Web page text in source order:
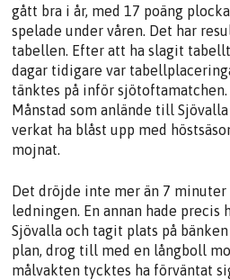
gått bra i år, med 17 poäng
spelade under våren. Det har
tabellen. Efter att ha slagit
dagar tidigare var
tänktes på inför
Månstad som anlände till
verkat ha blåst upp med
mojnat.
Det dröjde inte mer än 7
ledningen. En annan hade precis
Sjövalla och tagit plats på
plan, drog till med en långboll
målvakten tycktes ha förväntat